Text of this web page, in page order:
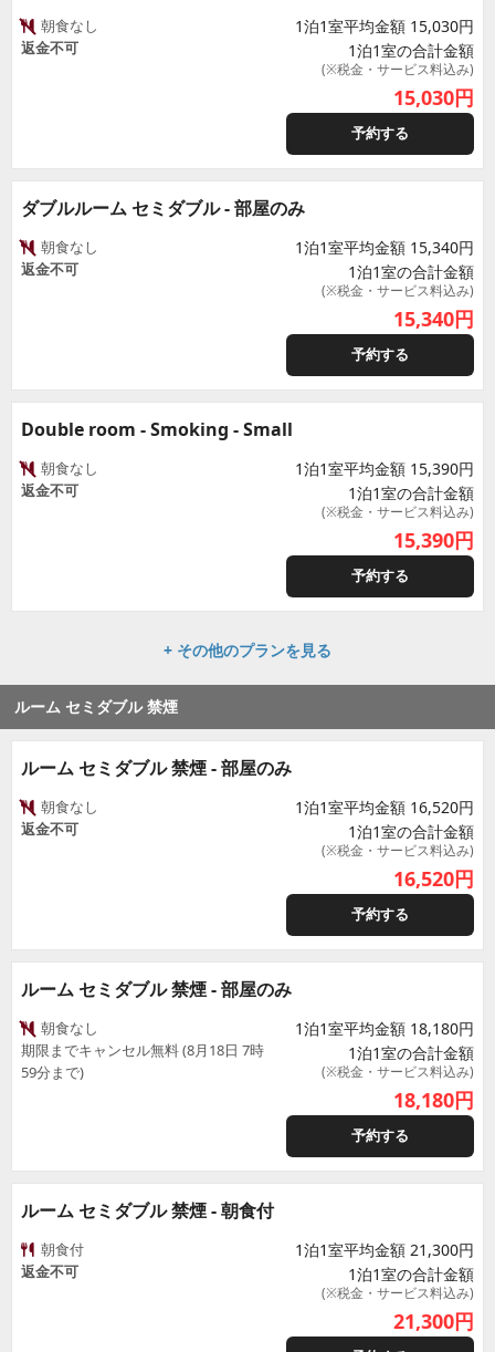
朝食なし
返金不可
1泊1室平均金額 15,030円
1泊1室の合計金額
(※税金・サービス料込み)
15,030円
予約する
ダブルルーム セミダブル - 部屋のみ
朝食なし
返金不可
1泊1室平均金額 15,340円
1泊1室の合計金額
(※税金・サービス料込み)
15,340円
予約する
Double room - Smoking - Small
朝食なし
返金不可
1泊1室平均金額 15,390円
1泊1室の合計金額
(※税金・サービス料込み)
15,390円
予約する
+ その他のプランを見る
ルーム セミダブル 禁煙
ルーム セミダブル 禁煙 - 部屋のみ
朝食なし
返金不可
1泊1室平均金額 16,520円
1泊1室の合計金額
(※税金・サービス料込み)
16,520円
予約する
ルーム セミダブル 禁煙 - 部屋のみ
朝食なし
期限までキャンセル無料 (8月18日 7時
59分まで)
1泊1室平均金額 18,180円
1泊1室の合計金額
(※税金・サービス料込み)
18,180円
予約する
ルーム セミダブル 禁煙 - 朝食付
朝食付
返金不可
1泊1室平均金額 21,300円
1泊1室の合計金額
(※税金・サービス料込み)
21,300円